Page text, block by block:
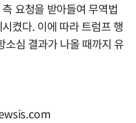
요청을 받아들여 무역법
켰다. 이에 따라 트럼프 행
심 결과가 나올 때까지 유